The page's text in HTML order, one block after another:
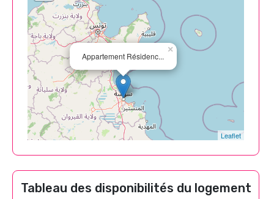
Appartement Résidenc...
×
Leaflet
Tableau des disponibilités du logement